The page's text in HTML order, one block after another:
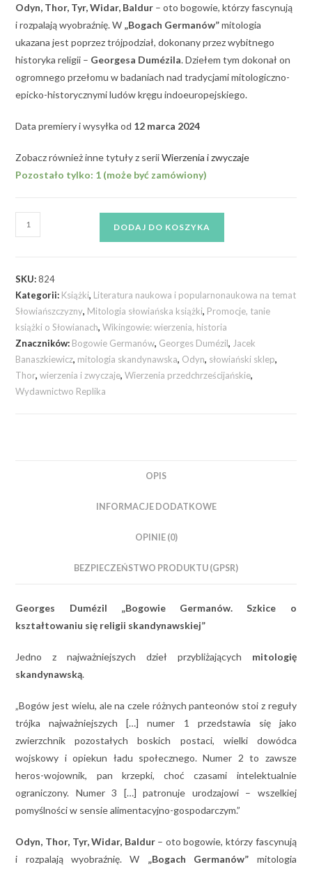
Odyn, Thor, Tyr, Widar, Baldur – oto bogowie, którzy fascynują
i rozpalają wyobraźnię. W „Bogach Germanów”mitologia
ukazana jest poprzez trójpodział, dokonany przez wybitnego
historyka religii – Georgesa Dumézila. Dziełem tym dokonał on
ogromnego przełomu w badaniach nad tradycjami mitologiczno-
epicko-historycznymi ludów kręgu indoeuropejskiego.
Data premiery i wysyłka od 12 marca 2024
Zobacz również inne tytuły z seriiWierzenia i zwyczaje
Pozostało tylko: 1 (może być zamówiony)
DODAJ DO KOSZYKA
SKU:824
Kategorii: Książki, Literatura naukowa i popularnonaukowa na temat
Słowiańszczyzny, Mitologia słowiańska książki, Promocje, tanie
książki o Słowianach,Wikingowie: wierzenia, historia
Znaczników: Bogowie Germanów, Georges Dumézil, Jacek
Banaszkiewicz, mitologia skandynawska, Odyn, słowiański sklep,
Thor,wierzenia i zwyczaje,Wierzenia przedchrześcijańskie,
Wydawnictwo Replika
OPIS
INFORMACJE DODATKOWE
OPINIE (0)
BEZPIECZEŃSTWO PRODUKTU (GPSR)
Georges Dumézil „Bogowie Germanów. Szkice o
kształtowaniu się religii skandynawskiej”
Jedno z najważniejszych dzieł przybliżających mitologię
skandynawską.
„Bogów jest wielu, ale na czele różnych panteonów stoi z reguły
trójka najważniejszych […] numer 1 przedstawia się jako
zwierzchnik pozostałych boskich postaci, wielki dowódca
wojskowy i opiekun ładu społecznego. Numer 2 to zawsze
heros-wojownik, pan krzepki, choć czasami intelektualnie
ograniczony. Numer 3 […] patronuje urodzajowi – wszelkiej
pomyślności w sensie alimentacyjno-gospodarczym.”
Odyn, Thor, Tyr, Widar, Baldur– oto bogowie, którzy fascynują
i rozpalają wyobraźnię. W „Bogach Germanów” mitologia